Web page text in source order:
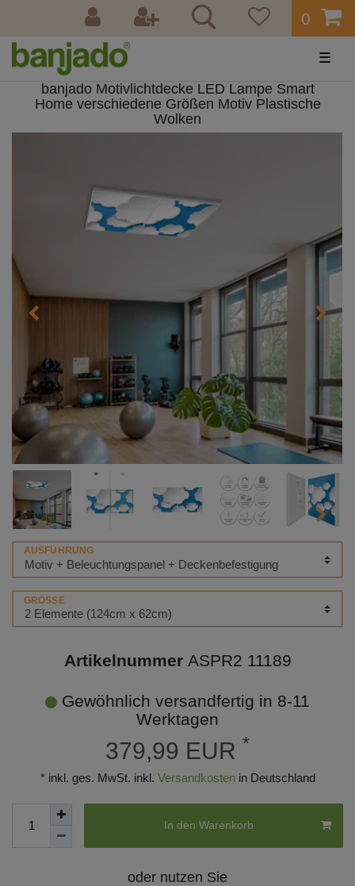
0
☰
banjado Motivlichtdecke LED Lampe Smart
Home verschiedene Größen Motiv Plastische
Wolken
AUSFÜHRUNG
GRÖSSE
Artikelnummer ASPR2 11189
Gewöhnlich versandfertig in 8-11
Werktagen
379,99 EUR *
* inkl. ges. MwSt. inkl. Versandkosten in Deutschland
In den Warenkorb
oder nutzen Sie